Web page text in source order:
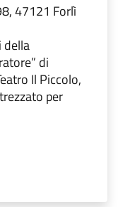
47121 Forlì
della
di
Il Piccolo,
per